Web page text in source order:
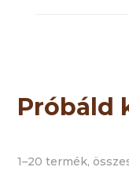
Próbáld
1–20 termék,